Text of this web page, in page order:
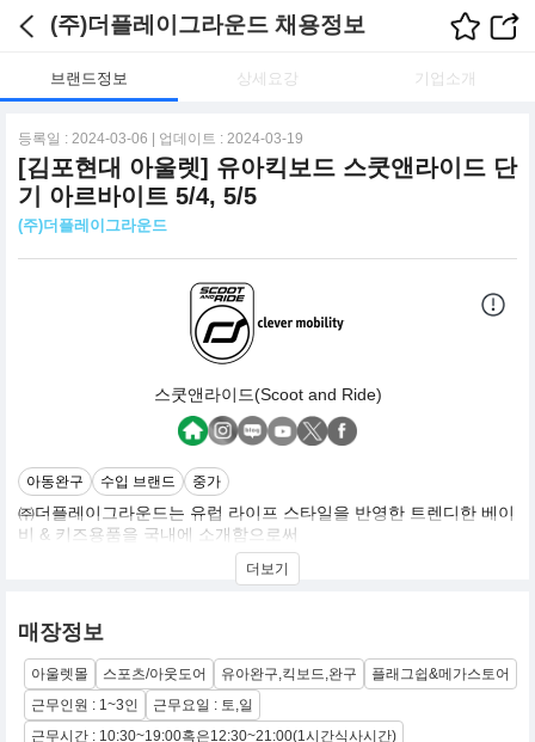
(주)더플레이그라운드 채용정보
브랜드정보 상세요강 기업소개
등록일 : 2024-03-06 | 업데이트 : 2024-03-19
[김포현대 아울렛] 유아킥보드 스쿳앤라이드 단
기 아르바이트 5/4, 5/5
(주)더플레이그라운드
스쿳앤라이드(Scoot and Ride)
아동완구 수입 브랜드 중가
㈜더플레이그라운드는 유럽 라이프 스타일을 반영한 트렌디한 베이
비 & 키즈용품을 국내에 소개함으로써
색다른 즐거움을 제공하며 아이와 부모에게 따뜻하고 행복한 경험
으로 채워지기를 꿈꾸는 기업입니다.
더보기
매장정보
아울렛몰 스포츠/아웃도어 유아완구,킥보드,완구
플래그쉽&메가스토어
근무인원 : 1~3인
근무요일 : 토,일
근무시간 : 10:30~19:00혹은12:30~21:00(1시간식사시간)